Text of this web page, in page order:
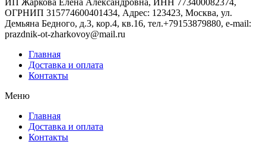
ИП Жаркова Елена Александровна, ИНН 773400082374,
ОГРНИП 315774600401434, Адрес: 123423, Москва, ул.
Демьяна Бедного, д.3, кор.4, кв.16, тел.+79153879880, e-mail:
prazdnik-ot-zharkovoy@mail.ru
Главная
Доставка и оплата
Контакты
Меню
Главная
Доставка и оплата
Контакты